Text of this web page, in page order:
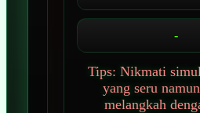
-
Tips: Nikmati
yang seru
melangkah